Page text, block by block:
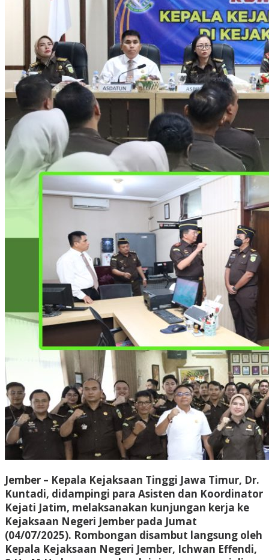
Jember – Kepala Kejaksaan Tinggi Jawa Timur, Dr.
Kuntadi, didampingi para Asisten dan Koordinator
Kejati Jatim, melaksanakan kunjungan kerja ke
Kejaksaan Negeri Jember pada Jumat
(04/07/2025). Rombongan disambut langsung oleh
Kepala Kejaksaan Negeri Jember, Ichwan Effendi,